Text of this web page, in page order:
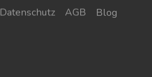
Datenschutz AGB
Blog